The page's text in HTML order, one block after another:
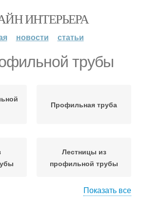
ИНТЕРЬЕРА
новости статьи
трубы
Профильная труба
Лестницы из
профильной трубы
Показать все